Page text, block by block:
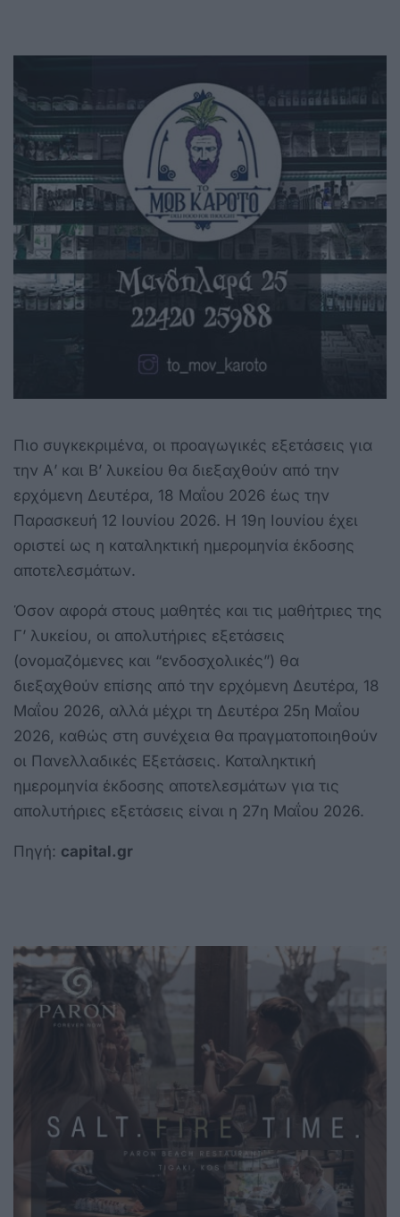
Πιο συγκεκριμένα, οι προαγωγικές εξετάσεις για
την Α’ και Β’ λυκείου θα διεξαχθούν από την
ερχόμενη Δευτέρα, 18 Μαΐου 2026 έως την
Παρασκευή 12 Ιουνίου 2026. Η 19η Ιουνίου έχει
οριστεί ως η καταληκτική ημερομηνία έκδοσης
αποτελεσμάτων.
Όσον αφορά στους μαθητές και τις μαθήτριες της
Γ’ λυκείου, οι απολυτήριες εξετάσεις
(ονομαζόμενες και “ενδοσχολικές”) θα
διεξαχθούν επίσης από την ερχόμενη Δευτέρα, 18
Μαΐου 2026, αλλά μέχρι τη Δευτέρα 25η Μαΐου
2026, καθώς στη συνέχεια θα πραγματοποιηθούν
οι Πανελλαδικές Εξετάσεις. Καταληκτική
ημερομηνία έκδοσης αποτελεσμάτων για τις
απολυτήριες εξετάσεις είναι η 27η Μαΐου 2026.
Πηγή: capital.gr